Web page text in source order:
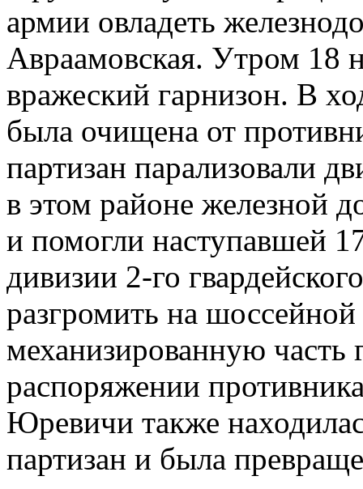
армии овладеть
Авраамовская. Утром 18
вражеский гарнизон. В
была очищена от
партизан парализовали
в этом районе железной
и помогли наступавшей
дивизии 2-го
разгромить на
механизированную часть
распоряжении
Юревичи также
партизан и была